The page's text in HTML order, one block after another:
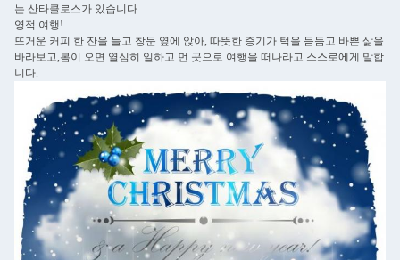
는 산타클로스가 있습니다.
영적 여행!
뜨거운 커피 한 잔을 들고 창문 옆에 앉아, 따뜻한 증기가 턱을 듬듬고 바쁜 삶을
바라보고,봄이 오면 열심히 일하고 먼 곳으로 여행을 떠나라고 스스로에게 말합
니다.